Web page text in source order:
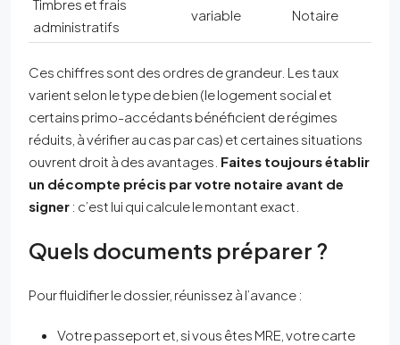
Timbres et frais
administratifs
variable Notaire
Ces chiffres sont des ordres de grandeur. Les taux
varient selon le type de bien (le logement social et
certains primo-accédants bénéficient de régimes
réduits, à vérifier au cas par cas) et certaines situations
ouvrent droit à des avantages. Faites toujours établir
un décompte précis par votre notaire avant de
signer : c’est lui qui calcule le montant exact.
Quels documents préparer ?
Pour fluidifier le dossier, réunissez à l’avance :
Votre passeport et, si vous êtes MRE, votre carte